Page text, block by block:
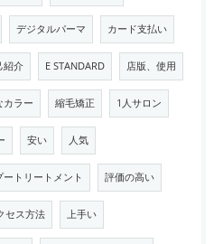
デジタルパーマ カード支払い
紹介 E STANDARD 店版、使用
カラー 縮毛矯正 1人サロン
安い 人気
ートリートメント 評価の高い
セス方法 上手い